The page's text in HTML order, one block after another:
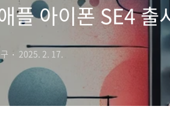
플 아이폰 SE4 출
2025. 2. 17.